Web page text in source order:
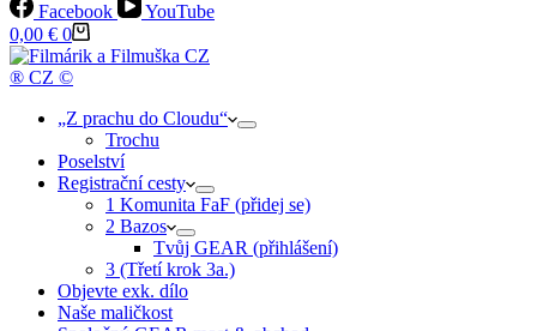
Facebook
YouTube
Shopping
cart
0,00 € 0
® CZ ©
„Z prachu do Cloudu“
Trochu
Poselství
Registrační cesty
1 Komunita FaF (přidej se)
2 Bazos
Tvůj GEAR (přihlášení)
3 (Třetí krok 3a.)
Objevte exk. dílo
Naše maličkost